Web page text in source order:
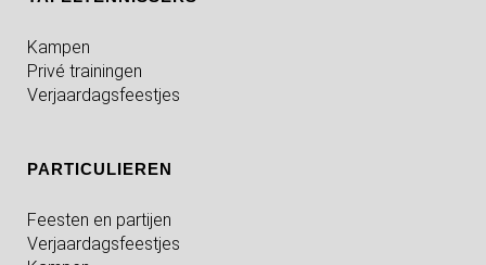
Kampen
Privé trainingen
Verjaardagsfeestjes
PARTICULIEREN
Feesten en partijen
Verjaardagsfeestjes